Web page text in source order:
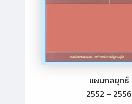
แผนกลยุทธ์
2552 – 2556